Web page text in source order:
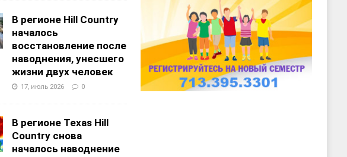
В регионе Hill Country
началось
восстановление после
наводнения, унесшего
жизни двух человек
17, июль 2026 0
В регионе Texas Hill
Country снова
началось наводнение